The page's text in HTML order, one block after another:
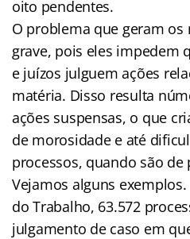
oito pendentes.
O problema que geram
grave, pois eles impedem
e juízos julguem ações
matéria. Disso resulta
ações suspensas, o que
de morosidade e até
processos, quando são de
Vejamos alguns
do Trabalho, 63.572
julgamento de caso em